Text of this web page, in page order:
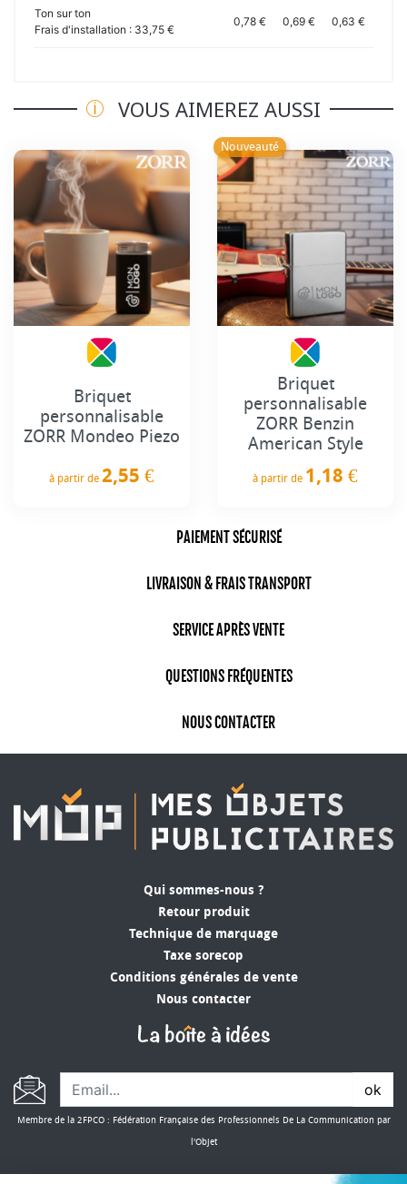
Ton sur ton
Frais d'installation : 33,75 €
0,78 € 0,69 € 0,63 €
VOUS AIMEREZ AUSSI
Briquet
personnalisable
ZORR Mondeo Piezo
à partir de 2,55 €
Nouveauté
Briquet
personnalisable
ZORR Benzin
American Style
à partir de 1,18 €
PAIEMENT SÉCURISÉ
LIVRAISON & FRAIS TRANSPORT
SERVICE APRÈS VENTE
QUESTIONS FRÉQUENTES
NOUS CONTACTER
Qui sommes-nous ?
Retour produit
Technique de marquage
Taxe sorecop
Conditions générales de vente
Nous contacter
ok
Membre de la 2FPCO : Fédération Française des Professionnels De La Communication par
l'Objet